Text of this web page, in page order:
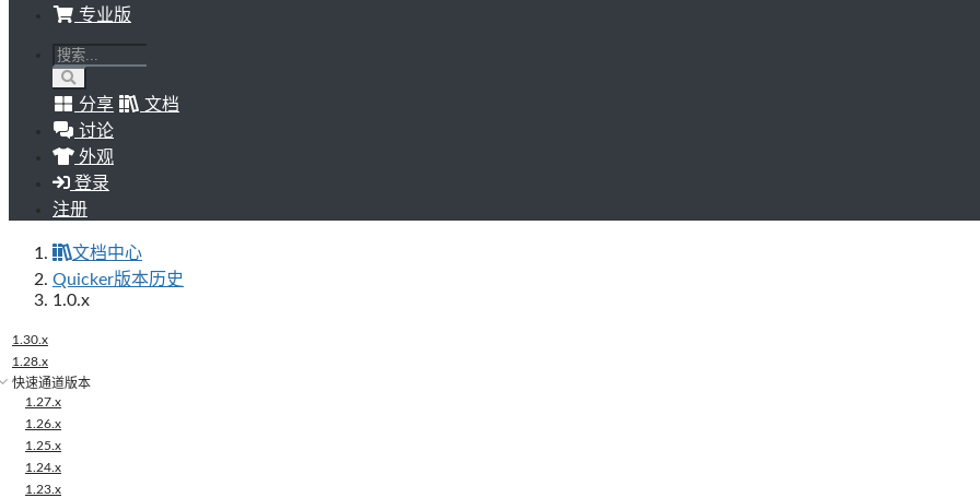
专业版
分享
文档
讨论
外观
登录
注册
文档中心
Quicker版本历史
1.0.x
1.30.x
1.28.x
快速通道版本
1.27.x
1.26.x
1.25.x
1.24.x
1.23.x